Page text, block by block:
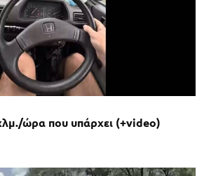
ώρα που υπάρχει (+video)